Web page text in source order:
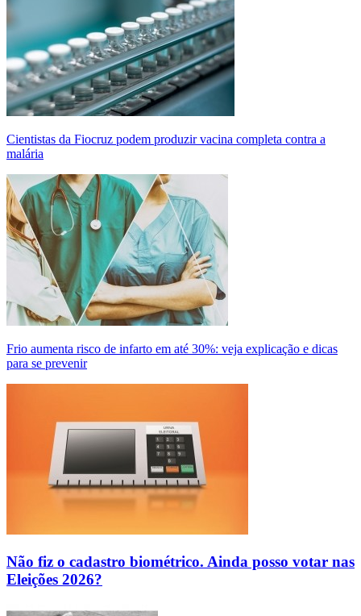
Cientistas da Fiocruz podem produzir vacina completa contra a
malária
Frio aumenta risco de infarto em até 30%: veja explicação e dicas
para se prevenir
Não fiz o cadastro biométrico. Ainda posso votar nas
Eleições 2026?